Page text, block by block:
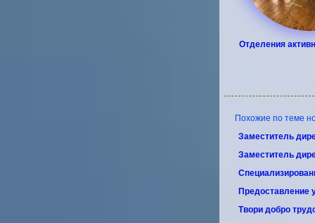
Отделения
Похожие по теме
Заместитель
Заместитель
Предоставление
Твори добро